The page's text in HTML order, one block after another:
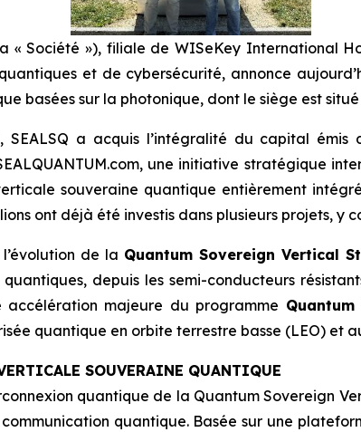
la « Société »), filiale de WISeKey International
et de cybersécurité, annonce
basées sur la photonique, dont le siège est situé
a acquis l’intégralité du capital
une initiative stratégique
souveraine quantique entièrement
ont déjà été investis dans plusieurs projets, y
de la Quantum Sovereign Vertical
depuis les semi-conducteurs
accélération majeure du programme
quantique en orbite terrestre basse (LEO) et
SOUVERAINE QUANTIQUE
quantique de la Quantum Sovereign
quantique. Basée sur une